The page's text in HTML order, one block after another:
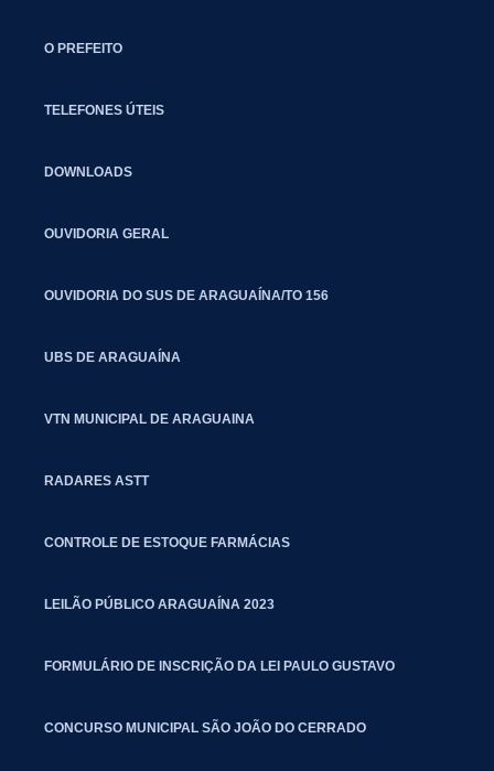
O PREFEITO
TELEFONES ÚTEIS
DOWNLOADS
OUVIDORIA GERAL
OUVIDORIA DO SUS DE ARAGUAÍNA/TO 156
UBS DE ARAGUAÍNA
VTN MUNICIPAL DE ARAGUAINA
RADARES ASTT
CONTROLE DE ESTOQUE FARMÁCIAS
LEILÃO PÚBLICO ARAGUAÍNA 2023
FORMULÁRIO DE INSCRIÇÃO DA LEI PAULO GUSTAVO
CONCURSO MUNICIPAL SÃO JOÃO DO CERRADO